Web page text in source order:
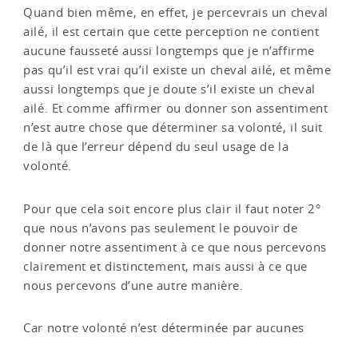
Quand bien même, en effet, je percevrais un cheval
ailé, il est certain que cette perception ne contient
aucune fausseté aussi longtemps que je n’affirme
pas qu’il est vrai qu’il existe un cheval ailé, et même
aussi longtemps que je doute s’il existe un cheval
ailé. Et comme affirmer ou donner son assentiment
n’est autre chose que déterminer sa volonté, il suit
de là que l’erreur dépend du seul usage de la
volonté.
Pour que cela soit encore plus clair il faut noter 2°
que nous n’avons pas seulement le pouvoir de
donner notre assentiment à ce que nous percevons
clairement et distinctement, mais aussi à ce que
nous percevons d’une autre manière.
Car notre volonté n’est déterminée par aucunes